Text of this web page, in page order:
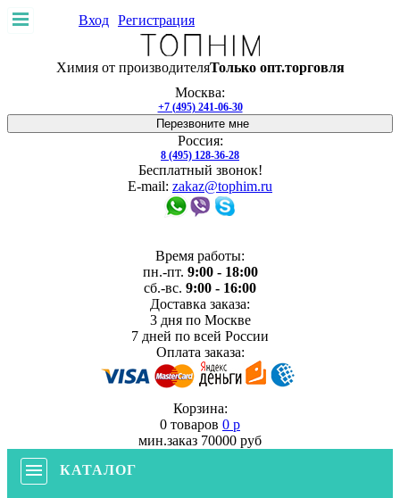
Доставка и
Производители
Договор-оферта
Доставка и оплата Гарантия Услуги Отзывы
О нас
Адреса магазинов Производство
Вход Регистрация
Химия от производителяТолько опт.торговля
Москва:
+7 (495) 241-06-30
Перезвоните мне
Россия:
8 (495) 128-36-28
Бесплатный звонок!
E-mail: zakaz@tophim.ru
Время работы:
пн.-пт. 9:00 - 18:00
сб.-вс. 9:00 - 16:00
Доставка заказа:
3 дняпо Москве
7 дней по всей России
Оплата заказа:
Корзина:
0 товаров 0 р
мин.заказ 70000 руб
КАТАЛОГ